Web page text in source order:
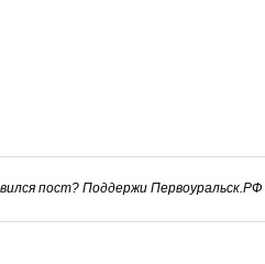
пост? Поддержи